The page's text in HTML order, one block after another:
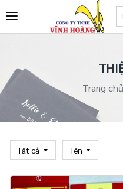
Trang chủ
Tất cả Tên